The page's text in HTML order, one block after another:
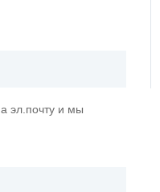
эл.почту и мы